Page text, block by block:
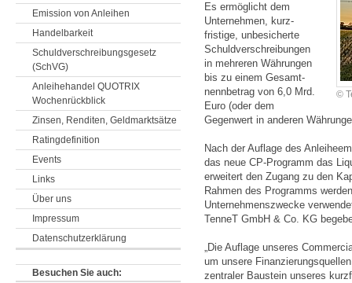
©
Es ermög­licht dem
Unter­nehmen, kurz­
fristige, unbe­sicherte
Schuld­verschrei­bungen
in mehreren Währungen
bis zu einem Gesamt­
nenn­betrag von 6,0 Mrd.
Euro (oder dem
Gegenwert in anderen
Nach der Auflage des
das neue CP-Programm das
erweitert den Zugang zu den
Rahmen des Programms
Unternehmenszwecke
TenneT GmbH & Co. KG
„Die Auflage unseres
um unsere
zentraler Baustein unseres
Emission von Anleihen
Handelbarkeit
Schuldverschreibungsgesetz
(SchVG)
Anleihehandel QUOTRIX
Wochenrückblick
Zinsen, Renditen, Geldmarktsätze
Ratingdefinition
Events
Links
Über uns
Impressum
Datenschutzerklärung
Besuchen Sie auch: